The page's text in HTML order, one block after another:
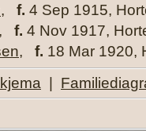
, f. 4 Sep 1915,
, f. 4 Nov 1917,
, f. 18 Mar 1920,
|